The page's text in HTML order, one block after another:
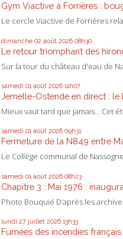
Gym Viactive à Forrières :
Le cercle Viactive de Forrières
dimanche 02 août 2026 08h30
Le retour triomphant des
Sur la tour du château d'eau de
samedi 01 août 2026 11h07
Jemelle-Ostende en direct : le
Mieux vaut tard que jamais... Cet
samedi 01 août 2026 09h31
Fermeture de la N849 entre
Le Collège communal de
samedi 01 août 2026 08h23
Chapitre 3 : Mai 1976 :
Photo Bouquié D’après les
lundi 27 juillet 2026 13h33
Fumées des incendies français